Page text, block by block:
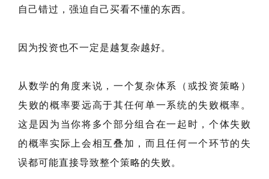
自己错过，强迫自己买看不懂的东西。
因为投资也不一定是越复杂越好。
从数学的角度来说，一个复杂体系（或投资策略）
失败的概率要远高于其任何单一系统的失败概率。
这是因为当你将多个部分组合在一起时，个体失败
的概率实际上会相互叠加，而且任何一个环节的失
误都可能直接导致整个策略的失败。